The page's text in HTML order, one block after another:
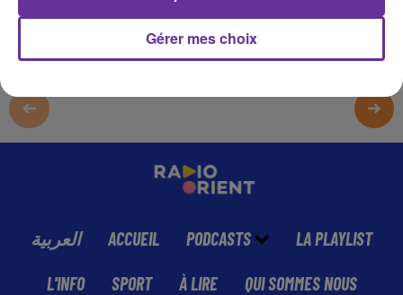
العربية ACCUEIL PODCASTS LA PLAYLIST
L'INFO SPORT À LIRE QUI SOMMES NOUS
Gérer mes choix